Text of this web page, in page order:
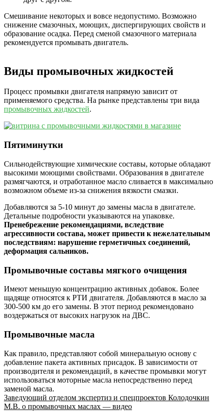
Смешивание некоторых и вовсе недопустимо. Возможно
снижение смазочных, моющих, диспергирующих свойств и
образование осадка. Перед сменой смазочного материала
рекомендуется промывать двигатель.
Виды промывочных жидкостей
Процесс промывки двигателя напрямую зависит от
применяемого средства. На рынке представлены три вида
промывочных жидкостей.
Пятиминутки
Сильнодействующие химические составы, которые обладают
высокими моющими свойствами. Образования в двигателе
размягчаются, и отработанное масло сливается в максимально
возможном объеме из-за снижения вязкости смазки.
Добавляются за 5-10 минут до замены масла в двигателе.
Детальные подробности указываются на упаковке.
Пренебрежение рекомендациями, вследствие
агрессивности состава, может привести к нежелательным
последствиям: нарушение герметичных соединений,
деформация сальников.
Промывочные составы мягкого очищения
Имеют меньшую концентрацию активных добавок. Более
щадяще относятся к РТИ двигателя. Добавляются в масло за
300-500 км до его замены. В этот период рекомендовано
воздержаться от высоких нагрузок на ДВС.
Промывочные масла
Как правило, представляют собой минеральную основу с
добавление пакета активных присадок. В зависимости от
производителя и рекомендаций, в качестве промывки могут
использоваться моторные масла непосредственно перед
заменой масла.
Заведующий отделом экспертиз и спецпроектов Колодочкин
М.В. о промывочных маслах — видео